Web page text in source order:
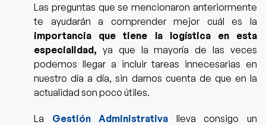
Las preguntas que se mencionaron anteriormente
te ayudarán a comprender mejor cuál es la
importancia que tiene la logística en esta
especialidad, ya que la mayoría de las veces
podemos llegar a incluir tareas innecesarias en
nuestro día a día, sin darnos cuenta de que en la
actualidad son poco útiles.
La Gestión Administrativa lleva consigo un